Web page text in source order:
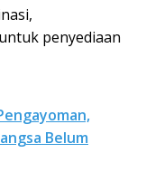
penyediaan
Belum